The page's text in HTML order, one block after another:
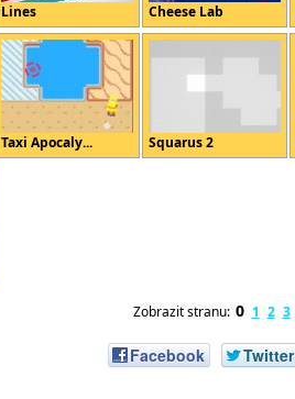
Lines Cheese Lab
Taxi Apocaly... Squarus 2
Zobrazit stranu: 0 1 2 3
Facebook Twitter